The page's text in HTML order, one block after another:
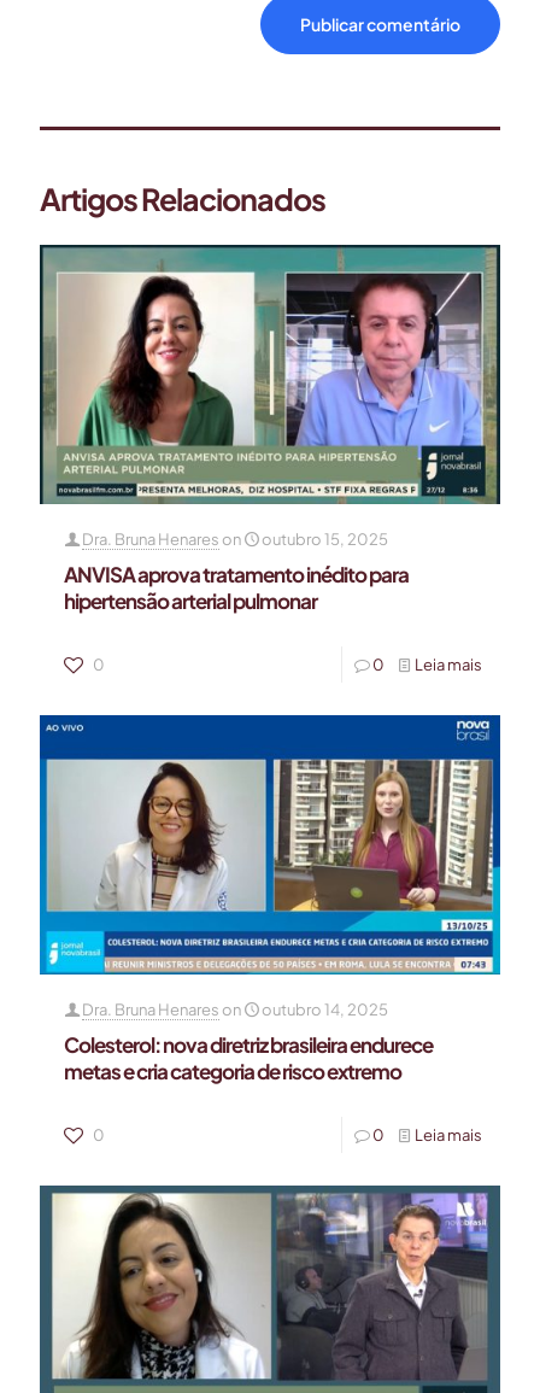
Artigos Relacionados
Dra. Bruna Henares on outubro 15, 2025
ANVISA aprova tratamento inédito para
hipertensão arterial pulmonar
0 0 Leia mais
Dra. Bruna Henares on outubro 14, 2025
Colesterol: nova diretriz brasileira endurece
metas e cria categoria de risco extremo
0 0 Leia mais